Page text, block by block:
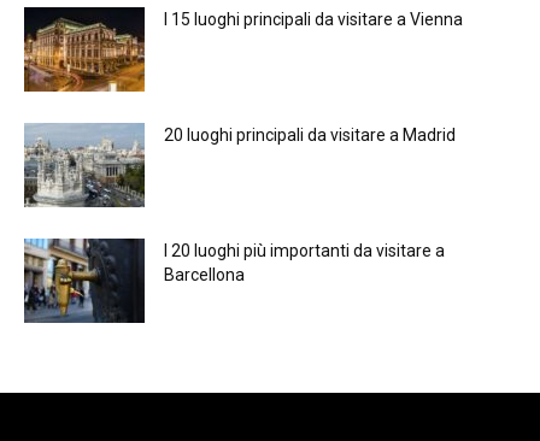
I 15 luoghi principali da visitare a Vienna
20 luoghi principali da visitare a Madrid
I 20 luoghi più importanti da visitare a
Barcellona